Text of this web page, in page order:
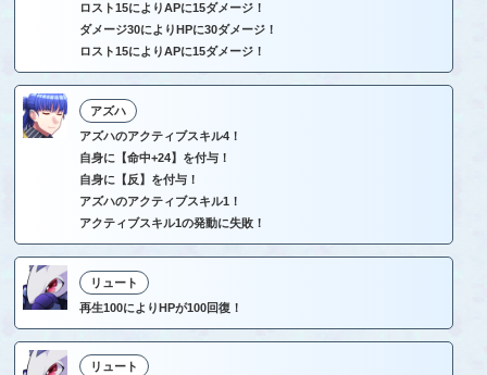
ロスト15によりAPに15ダメージ！
ダメージ30によりHPに30ダメージ！
ロスト15によりAPに15ダメージ！
アズハ
アズハのアクティブスキル4！
自身に【命中+24】を付与！
自身に【反】を付与！
アズハのアクティブスキル1！
アクティブスキル1の発動に失敗！
リュート
再生100によりHPが100回復！
リュート